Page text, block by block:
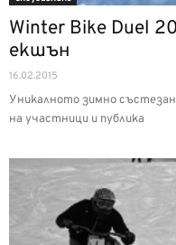
Winter Bike Duel
екшън
16.02.2015
Уникалното зимно
на участници и публика